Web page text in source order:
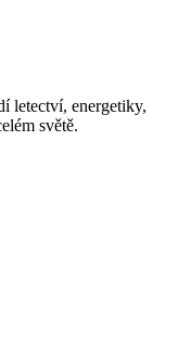
letectví, energetiky,
světě.